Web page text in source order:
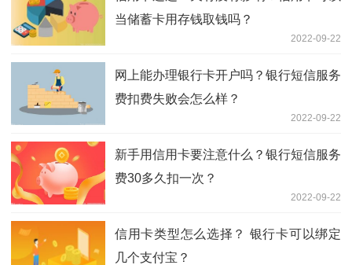
当储蓄卡用存钱取钱吗？
2022-09-22
网上能办理银行卡开户吗？银行短信服务
费扣费失败会怎么样？
2022-09-22
新手用信用卡要注意什么？银行短信服务
费30多久扣一次？
2022-09-22
信用卡类型怎么选择？ 银行卡可以绑定
几个支付宝？